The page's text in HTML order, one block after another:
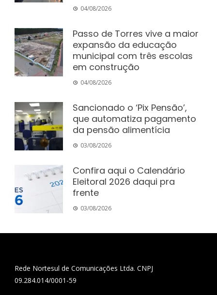
04/08/2026
Passo de Torres vive a maior
expansão da educação
municipal com três escolas
em construção
04/08/2026
Sancionado o ‘Pix Pensão’,
que automatiza pagamento
da pensão alimentícia
03/08/2026
Confira aqui o Calendário
Eleitoral 2026 daqui pra
frente
03/08/2026
Rede Nortesul de Comunicações Ltda. CNPJ
09.284.014/0001-59